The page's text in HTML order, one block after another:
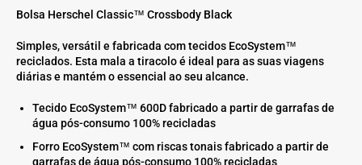
Bolsa Herschel Classic™ Crossbody Black
Simples, versátil e fabricada com tecidos EcoSystem™
reciclados. Esta mala a tiracolo é ideal para as suas viagens
diárias e mantém o essencial ao seu alcance.
Tecido EcoSystem™ 600D fabricado a partir de garrafas de
água pós-consumo 100% recicladas
Forro EcoSystem™ com riscas tonais fabricado a partir de
garrafas de água pós-consumo 100% recicladas